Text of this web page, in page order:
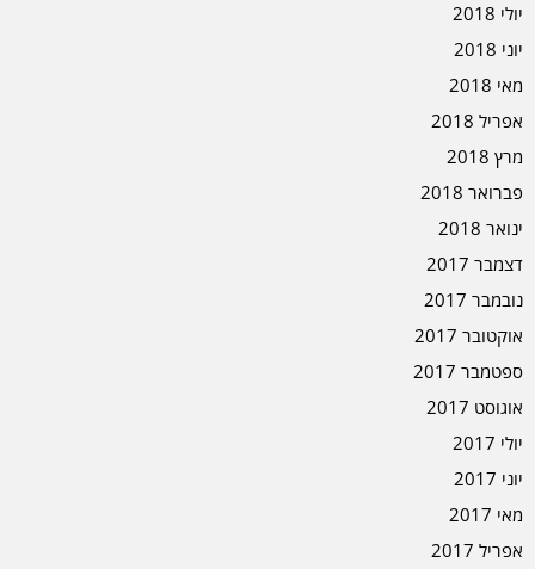
יולי 2018
יוני 2018
מאי 2018
אפריל 2018
מרץ 2018
פברואר 2018
ינואר 2018
דצמבר 2017
נובמבר 2017
אוקטובר 2017
ספטמבר 2017
אוגוסט 2017
יולי 2017
יוני 2017
מאי 2017
אפריל 2017